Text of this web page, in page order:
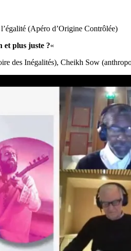
(Apéro d’Origine Contrôlée)
et plus juste ?«
des Inégalités), Cheikh Sow